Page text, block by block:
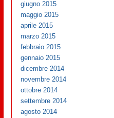
giugno 2015
maggio 2015
aprile 2015
marzo 2015
febbraio 2015
gennaio 2015
dicembre 2014
novembre 2014
ottobre 2014
settembre 2014
agosto 2014